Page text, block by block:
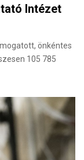
Intézet
önkéntes
105 785